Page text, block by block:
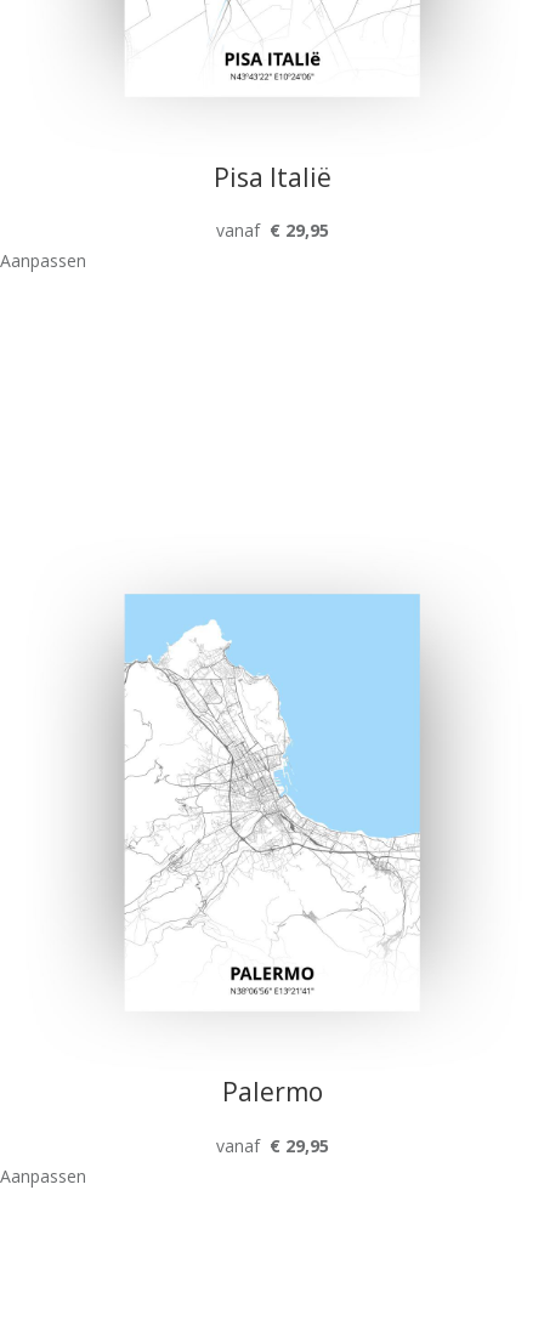
Pisa Italië
vanaf € 29,95
Aanpassen
Palermo
vanaf € 29,95
Aanpassen